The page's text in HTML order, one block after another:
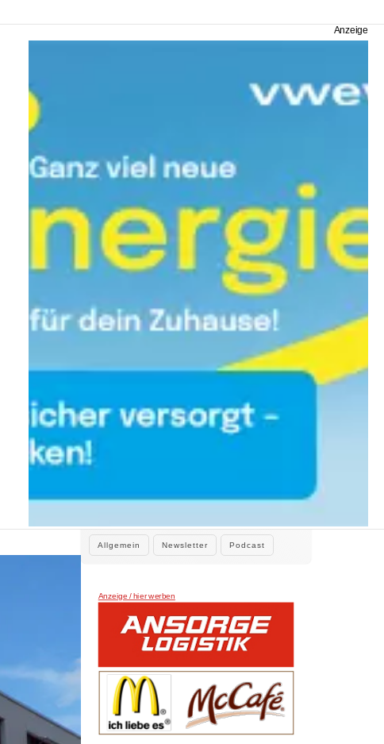
WEITERE NEWS
Allgemein Newsletter Podcast
2. August 2026
Jubiläum, Ehrenamt und der Kraft der
Gastgeber Claus Tenambergen, Gast: Birgit
Kaufbeuren…
Anzeige / hier werben